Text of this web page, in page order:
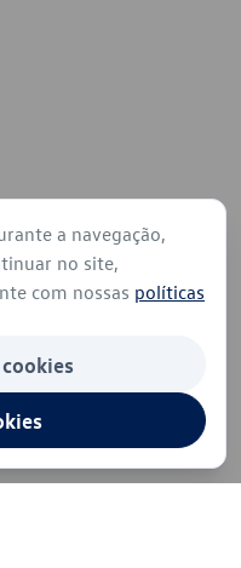
a navegação,
no site,
com nossas políticas